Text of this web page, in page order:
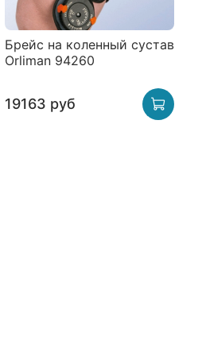
Брейс на коленный сустав
Orliman 94260
19163 руб